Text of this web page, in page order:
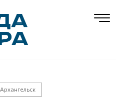
Архангельск